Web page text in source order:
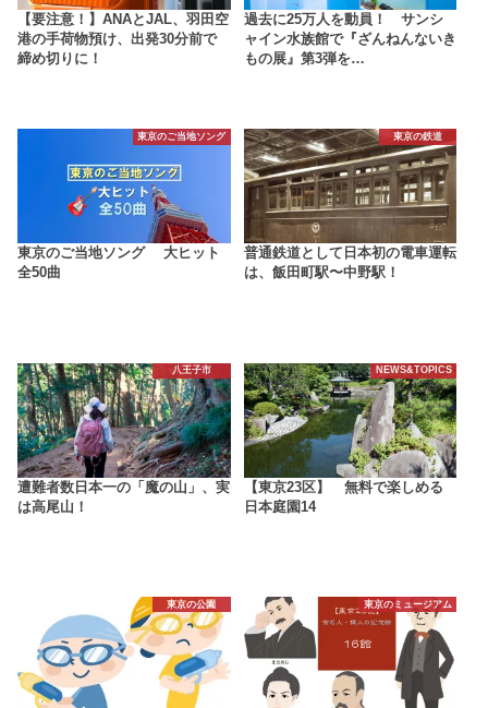
【要注意！】ANAとJAL、羽田空
港の手荷物預け、出発30分前で
締め切りに！
過去に25万人を動員！ サンシ
ャイン水族館で『ざんねんないき
もの展』第3弾を…
東京のご当地ソング
東京のご当地ソング 大ヒット
全50曲
東京の鉄道
普通鉄道として日本初の電車運転
は、飯田町駅〜中野駅！
八王子市
遭難者数日本一の「魔の山」、実
は高尾山！
NEWS&TOPICS
【東京23区】 無料で楽しめる
日本庭園14
東京の公園 東京のミュージアム